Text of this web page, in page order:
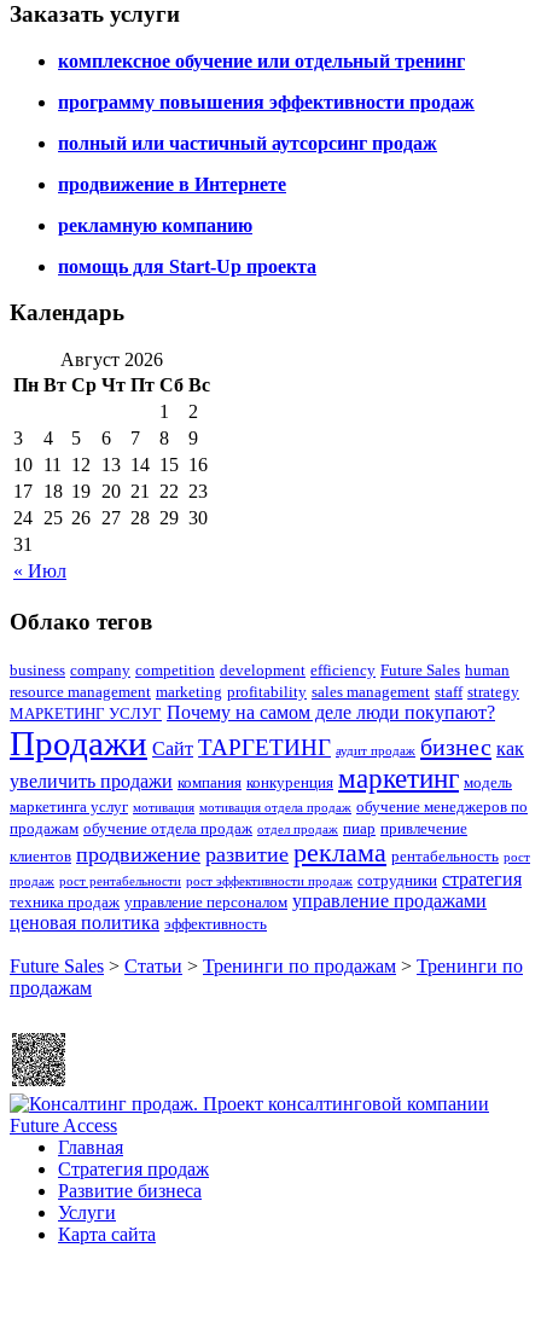
Заказать услуги
комплексное обучение или отдельный тренинг
программу повышения эффективности продаж
полный или частичный аутсорсинг продаж
продвижение в Интернете
рекламную компанию
помощь для Start-Up проекта
Календарь
Август 2026
Пн Вт Ср Чт Пт Сб Вс
« Июл
1
2
3
4 5 6 7 8
9
10 11 12 13 14 15 16
17 18 19 20 21 22 23
24 25 26 27 28 29 30
31
Облако тегов
business company competition development efficiency Future Sales human
resource management marketing profitability sales management staff strategy
МАРКЕТИНГ УСЛУГ Почему на самом деле люди покупают?
Продажи Сайт ТАРГЕТИНГ аудит продаж бизнес как
увеличить продажи компания конкуренция маркетинг модель
маркетинга услуг мотивация мотивация отдела продаж обучение менеджеров по
продажам обучение отдела продаж отдел продаж пиар привлечение
клиентов продвижение развитие реклама рентабельность рост
продаж рост рентабельности рост эффективности продаж сотрудники стратегия
техника продаж управление персоналом управление продажами
ценовая политика эффективность
Future Sales > Статьи > Тренинги по продажам > Тренинги по
продажам
Главная
Стратегия продаж
Развитие бизнеса
Услуги
Карта сайта